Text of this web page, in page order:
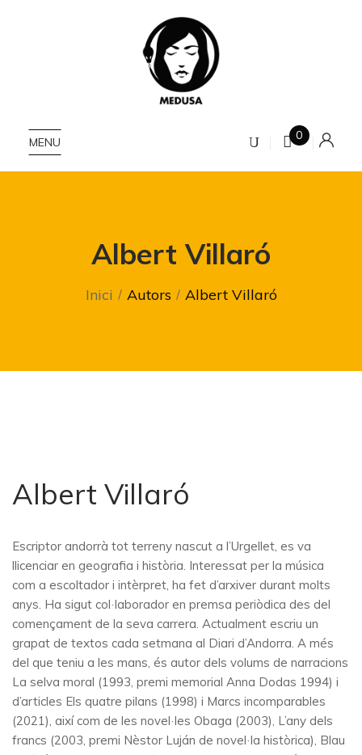
MENU 0
Albert Villaró
Inici Autors Albert Villaró
Albert Villaró
Escriptor andorrà tot terreny nascut a l’Urgellet, es va
llicenciar en geografia i història. Interessat per la música
com a escoltador i intèrpret, ha fet d’arxiver durant molts
anys. Ha sigut col·laborador en premsa periòdica des del
començament de la seva carrera. Actualment escriu un
grapat de textos cada setmana al Diari d’Andorra. A més
del que teniu a les mans, és autor dels volums de narracions
La selva moral (1993, premi memorial Anna Dodas 1994) i
d’articles Els quatre pilans (1998) i Marcs incomparables
(2021), així com de les novel·les Obaga (2003), L’any dels
francs (2003, premi Nèstor Luján de novel·la històrica), Blau